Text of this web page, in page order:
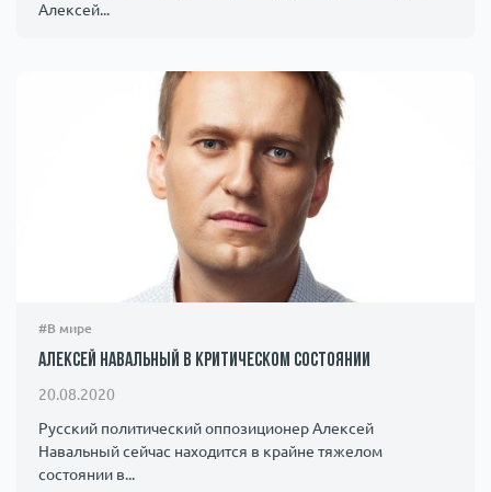
Алексей...
#В мире
Алексей Навальный в критическом состоянии
20.08.2020
Русский политический оппозиционер Алексей
Навальный сейчас находится в крайне тяжелом
состоянии в...